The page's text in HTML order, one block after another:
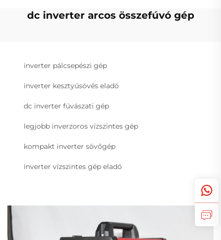
dc inverter arcos összefúvó gép
inverter pálcsepészi gép
inverter kesztyűsövés eladó
dc inverter fúvászati gép
legjobb inverzoros vízszintes gép
kompakt inverter sövőgép
inverter vízszintes gép eladó